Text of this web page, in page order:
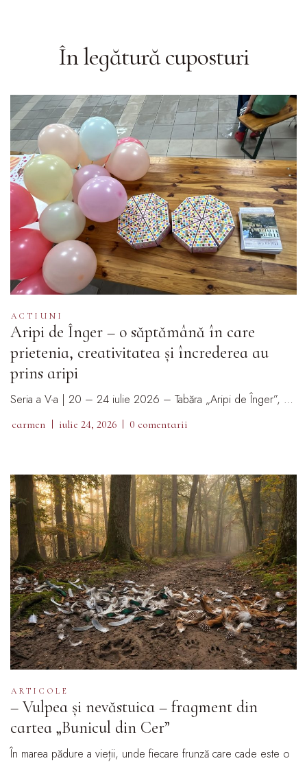
În legătură cuposturi
ACTIUNI
Aripi de Înger – o săptămână în care
prietenia, creativitatea și încrederea au
prins aripi
Seria a V-a | 20 – 24 iulie 2026 – Tabăra „Aripi de Înger”, …
carmen iulie 24, 2026 0 comentarii
ARTICOLE
– Vulpea și nevăstuica – fragment din
cartea „Bunicul din Cer”
În marea pădure a vieții, unde fiecare frunză care cade este o